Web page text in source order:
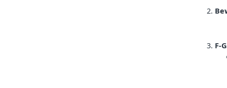
F-